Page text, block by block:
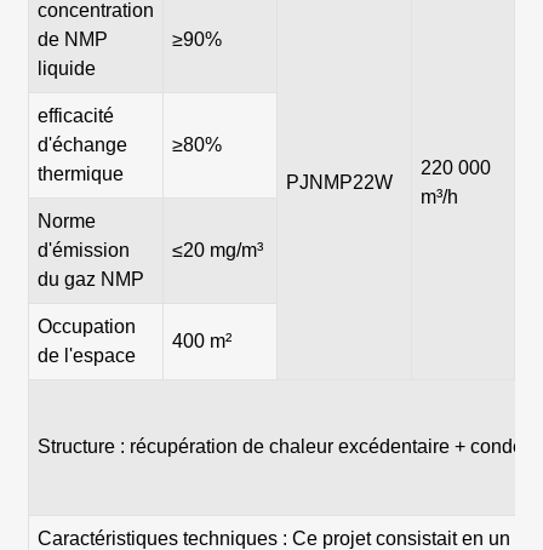
concentration
de NMP
liquide
≥90%
PJNMP22W
220 000
m³/h
efficacité
d'échange
thermique
≥80%
Norme
d'émission
du gaz NMP
≤20 mg/m³
Occupation
de l'espace
400 m²
Structure : récupération de chaleur excédentaire +
Caractéristiques techniques : Ce projet consistait en un